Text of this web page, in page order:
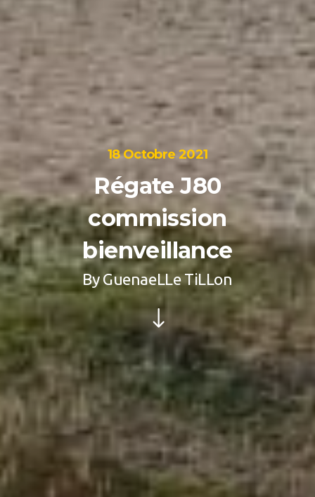
18 Octobre 2021
Régate J80
commission
bienveillance
By GuenaeLLe TiLLon